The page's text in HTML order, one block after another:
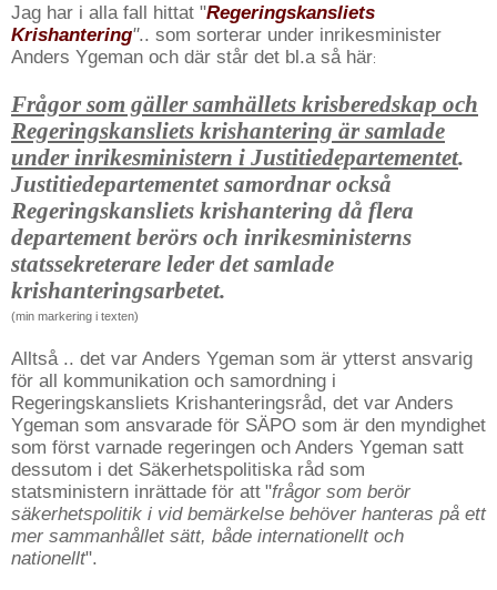
Jag har i alla fall hittat "Regeringskansliets
Krishantering".. som sorterar under inrikesminister
Anders Ygeman och där står det bl.a så här:
Frågor som gäller samhällets krisberedskap och
Regeringskansliets krishantering är samlade
under inrikesministern i Justitiedepartementet.
Justitiedepartementet samordnar också
Regeringskansliets krishantering då flera
departement berörs och inrikesministerns
statssekreterare leder det samlade
krishanteringsarbetet.
(min markering i texten)
Alltså .. det var Anders Ygeman som är ytterst ansvarig
för all kommunikation och samordning i
Regeringskansliets Krishanteringsråd, det var Anders
Ygeman som ansvarade för SÄPO som är den myndighet
som först varnade regeringen och Anders Ygeman satt
dessutom i det Säkerhetspolitiska råd som
statsministern inrättade för att "frågor som berör
säkerhetspolitik i vid bemärkelse behöver hanteras på ett
mer sammanhållet sätt, både internationellt och
nationellt".